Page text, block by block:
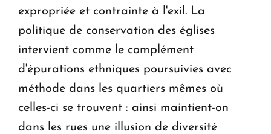
expropriée et contrainte à l'exil. La
politique de conservation des églises
intervient comme le complément
d'épurations ethniques poursuivies avec
méthode dans les quartiers mêmes où
celles-ci se trouvent : ainsi maintient-on
dans les rues une illusion de diversité